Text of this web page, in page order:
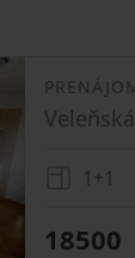
1+1
18500